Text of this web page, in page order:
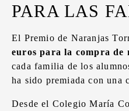
PARA LAS
El Premio de Naranjas
euros para la compra
cada familia de los
ha sido premiada con una
Desde el Colegio María